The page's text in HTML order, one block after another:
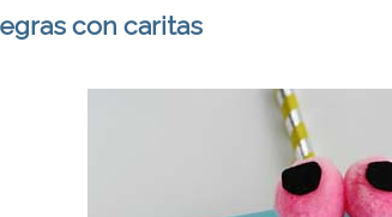
con caritas